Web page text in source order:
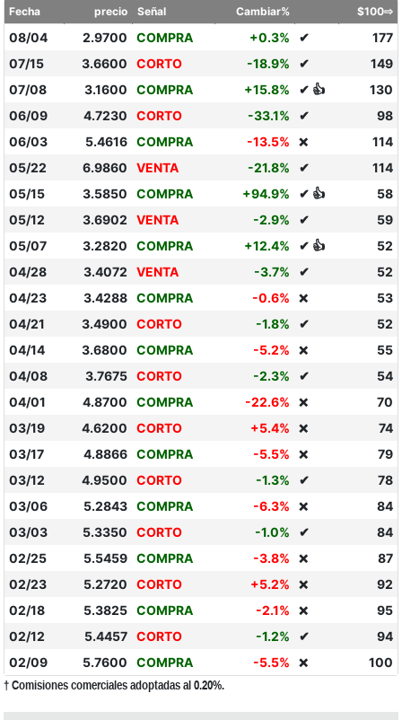
Fecha precio Señal Cambiar% $100⇨
08/04 2.9700 COMPRA +0.3% ✔
177
07/15
3.6600 CORTO -18.9% ✔
149
07/08
3.1600 COMPRA +15.8% ✔ 👍
130
06/09
4.7230 CORTO -33.1% ✔
98
06/03
5.4616 COMPRA -13.5% ❌
114
05/22
6.9860 VENTA -21.8% ✔
114
05/15
3.5850 COMPRA +94.9% ✔ 👍
58
05/12
3.6902 VENTA -2.9% ✔
59
05/07
3.2820 COMPRA +12.4% ✔ 👍
52
04/28
3.4072 VENTA -3.7% ✔
52
04/23
3.4288 COMPRA -0.6% ❌
53
04/21
3.4900 CORTO -1.8% ✔
52
04/14
3.6800 COMPRA -5.2% ❌
55
04/08
3.7675 CORTO -2.3% ✔
54
04/01
4.8700 COMPRA -22.6% ❌
70
03/19
4.6200 CORTO +5.4% ❌
74
03/17
4.8866 COMPRA -5.5% ❌
79
03/12
4.9500 CORTO -1.3% ✔
78
03/06
5.2843 COMPRA -6.3% ❌
84
03/03
5.3350 CORTO -1.0% ✔
84
02/25
5.5459 COMPRA -3.8% ❌
87
02/23
5.2720 CORTO +5.2% ❌
92
02/18
5.3825 COMPRA -2.1% ❌
95
02/12
5.4457 CORTO -1.2% ✔
94
02/09
5.7600 COMPRA -5.5% ❌ 100
† Comisiones comerciales adoptadas al 0.20%.